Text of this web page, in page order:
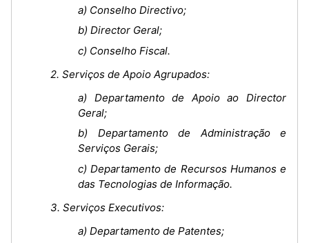
a) Conselho Directivo;
b) Director Geral;
c) Conselho Fiscal.
2. Serviços de Apoio Agrupados:
a) Departamento de Apoio ao Director
Geral;
b) Departamento de Administração e
Serviços Gerais;
c) Departamento de Recursos Humanos e
das Tecnologias de Informação.
3. Serviços Executivos:
a) Departamento de Patentes;